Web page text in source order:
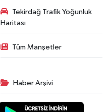
Tekirdağ Trafik Yoğunluk
Haritası
Tüm Manşetler
Haber Arşivi